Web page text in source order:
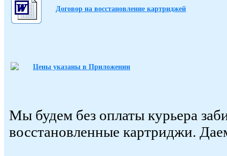
Договор на восстановление картриджей
Цены указаны в Приложении
Мы будем без оплаты курьера
восстановленные картриджи.